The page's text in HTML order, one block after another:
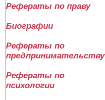
Рефераты по праву
Биографии
Рефераты по
предпринимательству
Рефераты по
психологии